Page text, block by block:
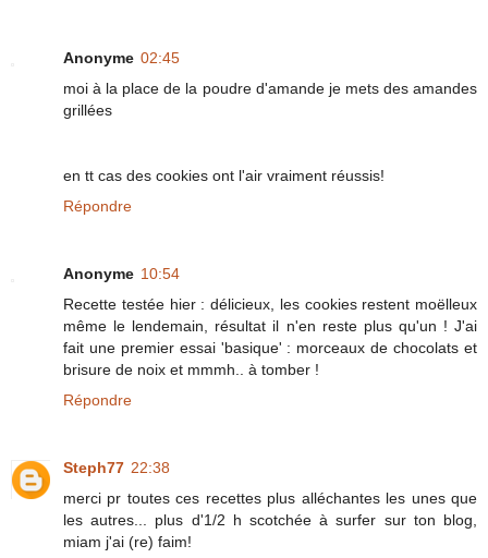
Anonyme 02:45
moi à la place de la poudre d'amande je mets des amandes
grillées
en tt cas des cookies ont l'air vraiment réussis!
Répondre
Anonyme 10:54
Recette testée hier : délicieux, les cookies restent moëlleux
même le lendemain, résultat il n'en reste plus qu'un ! J'ai
fait une premier essai 'basique' : morceaux de chocolats et
brisure de noix et mmmh.. à tomber !
Répondre
Steph77 22:38
merci pr toutes ces recettes plus alléchantes les unes que
les autres... plus d'1/2 h scotchée à surfer sur ton blog,
miam j'ai (re) faim!